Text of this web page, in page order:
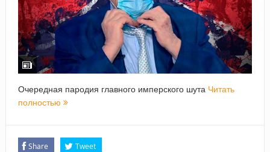
Очередная пародия главного имперского шута Читать
полностью
Share Tweet